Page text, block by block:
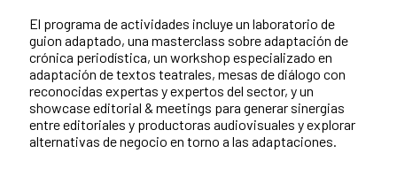
El programa de actividades incluye un laboratorio de
guion adaptado, una masterclass sobre adaptación de
crónica periodística, un workshop especializado en
adaptación de textos teatrales, mesas de diálogo con
reconocidas expertas y expertos del sector, y un
showcase editorial & meetings para generar sinergias
entre editoriales y productoras audiovisuales y explorar
alternativas de negocio en torno a las adaptaciones.